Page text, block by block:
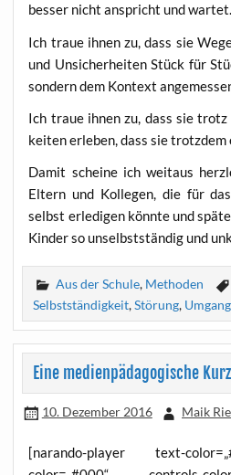
bes­ser nicht anspricht und wartet.
Ich traue ihnen zu, dass sie
und Unsi­cher­hei­ten Stück für
son­dern dem Kon­text
Ich traue ihnen zu, dass sie
kei­ten erle­ben, dass sie
Damit schei­ne ich weit­aus
Eltern und Kol­le­gen, die für
selbst erle­di­gen könn­te und
Kin­der so unselbst­stän­dig und
Aus der Schule, Methoden
Selbstständigkeit,Störung, Umgang
Eine medienpädagogische
10. Dezember 2016 Maik
[naran­do-play­er text-